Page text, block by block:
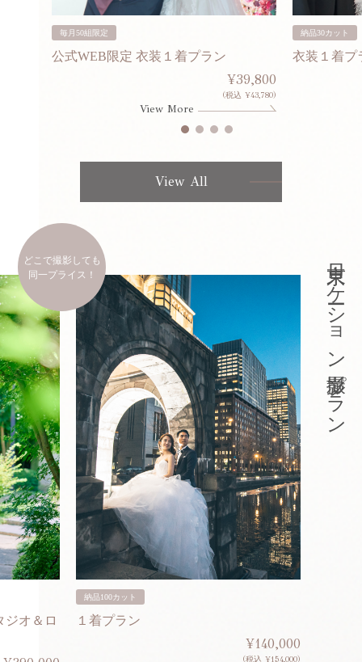
毎月50組限定
公式WEB限定 衣装１着プラン
¥39,800
(税込 ¥43,780)
View More
納品30カット
衣装１着プ
View All
どこで撮影しても
同一プライス！
ジオ＆ロ
納品100カット
１着プラン
¥140,000
(税込 ¥154,000)
東京ロケーション撮影プラン